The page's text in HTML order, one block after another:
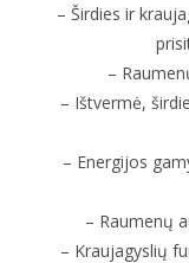
– Širdies ir
–
– Ištvermė,
– Energijos
– Raumenų
– Kraujagyslių